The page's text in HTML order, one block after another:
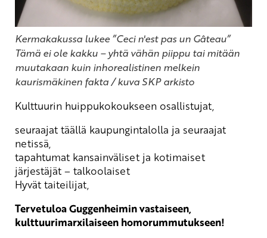
Kermakakussa lukee ”Ceci n'est pas un Gâteau”
Tämä ei ole kakku – yhtä vähän piippu tai mitään
muutakaan kuin inhorealistinen melkein
kaurismäkinen fakta / kuva SKP arkisto
Kulttuurin huippukokoukseen osallistujat,
seuraajat täällä kaupungintalolla ja seuraajat
netissä,
tapahtumat kansainväliset ja kotimaiset
järjestäjät – talkoolaiset
Hyvät taiteilijat,
Tervetuloa Guggenheimin vastaiseen,
kulttuurimarxilaiseen homorummutukseen!